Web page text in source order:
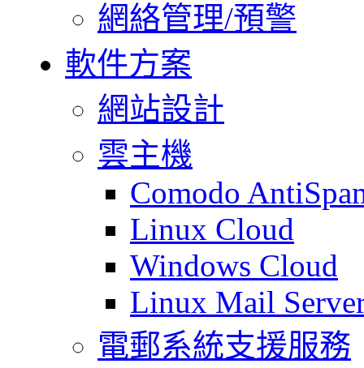
網絡管理/預警
軟件方案
網站設計
雲主機
Comodo
Linux Cloud
Windows Cloud
Linux Mail
電郵系統支援服務